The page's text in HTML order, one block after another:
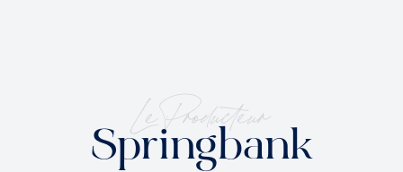
Le Producteur
Springbank